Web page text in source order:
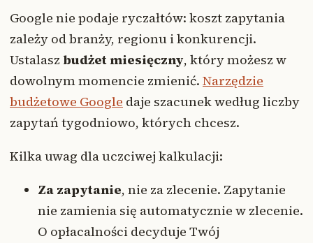
Google nie podaje ryczałtów: koszt zapytania
zależy od branży, regionu i konkurencji.
Ustalasz budżet miesięczny, który możesz w
dowolnym momencie zmienić. Narzędzie
budżetowe Google daje szacunek według liczby
zapytań tygodniowo, których chcesz.
Kilka uwag dla uczciwej kalkulacji:
Za zapytanie, nie za zlecenie. Zapytanie
nie zamienia się automatycznie w zlecenie.
O opłacalności decyduje Twój